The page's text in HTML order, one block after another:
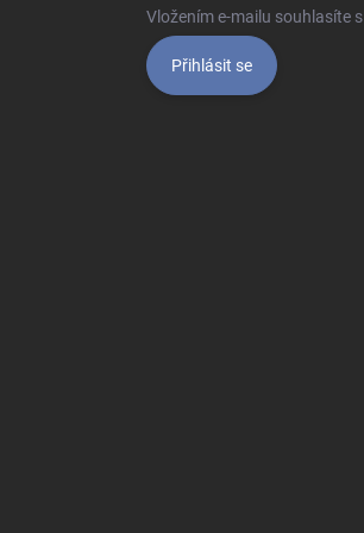
Vložením e-mailu souhlasíte s
Přihlásit se